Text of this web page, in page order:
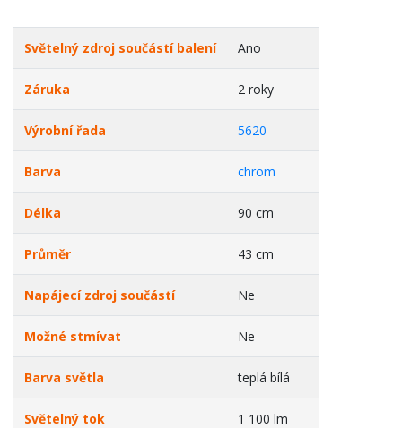
Světelný zdroj součástí balení Ano
Záruka 2 roky
Výrobní řada 5620
Barva chrom
Délka 90 cm
Průměr 43 cm
Napájecí zdroj součástí Ne
Možné stmívat Ne
Barva světla teplá bílá
Světelný tok 1 100 lm